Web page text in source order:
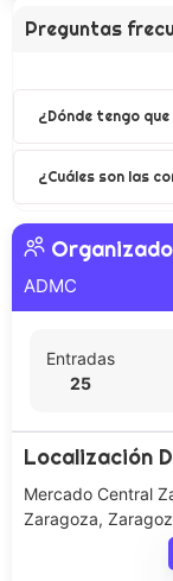
Preguntas
¿Dónde tengo
¿Cuáles son las
ADMC
Entradas
25
Localización
Mercado Central
Zaragoza,